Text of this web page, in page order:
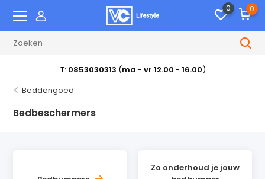
0 0
T: 0853030313 (ma - vr 12.00 - 16.00)
Beddengoed
Bedbeschermers
Zo onderhoud je jouw